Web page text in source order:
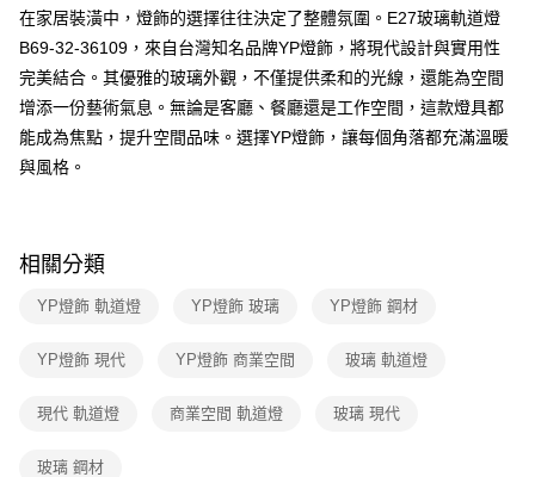
AFTEE先享後付
相關說明
【關於「AFTEE先享後付」】
AFTEE先享後付是「在收到商品之後才付款」的支付方式。 讓您購物簡單
便利好安心！
１．簡單：不需註冊會員、不需綁卡、不需儲值。
２．便利：只要手機號碼，簡訊認證，即可結帳。
結帳頁面，進行簡訊認證並確認金額後，即可完成結帳。
３．收到繳費通知簡訊後14天內，點擊此簡訊中的連結，可透過四大超商／
※ 請注意：結帳手續完成當下不需立刻繳費，但若您需要取消訂單，請聯絡
※ 交易是否成功請以「AFTEE先享後付 」之結帳頁面顯示為準，若有關於
客戶支援中心」
在家居裝潢中，燈飾的選擇往往決定了整體氛圍。E27玻璃軌道燈
B69-32-36109，來自台灣知名品牌YP燈飾，將現代設計與實用性
完美結合。其優雅的玻璃外觀，不僅提供柔和的光線，還能為空間
增添一份藝術氣息。無論是客廳、餐廳還是工作空間，這款燈具都
能成為焦點，提升空間品味。選擇YP燈飾，讓每個角落都充滿溫暖
與風格。
相關分類
YP燈飾 軌道燈 YP燈飾 玻璃 YP燈飾 鋼材
YP燈飾 現代 YP燈飾 商業空間 玻璃 軌道燈
現代 軌道燈 商業空間 軌道燈 玻璃 現代
玻璃 鋼材